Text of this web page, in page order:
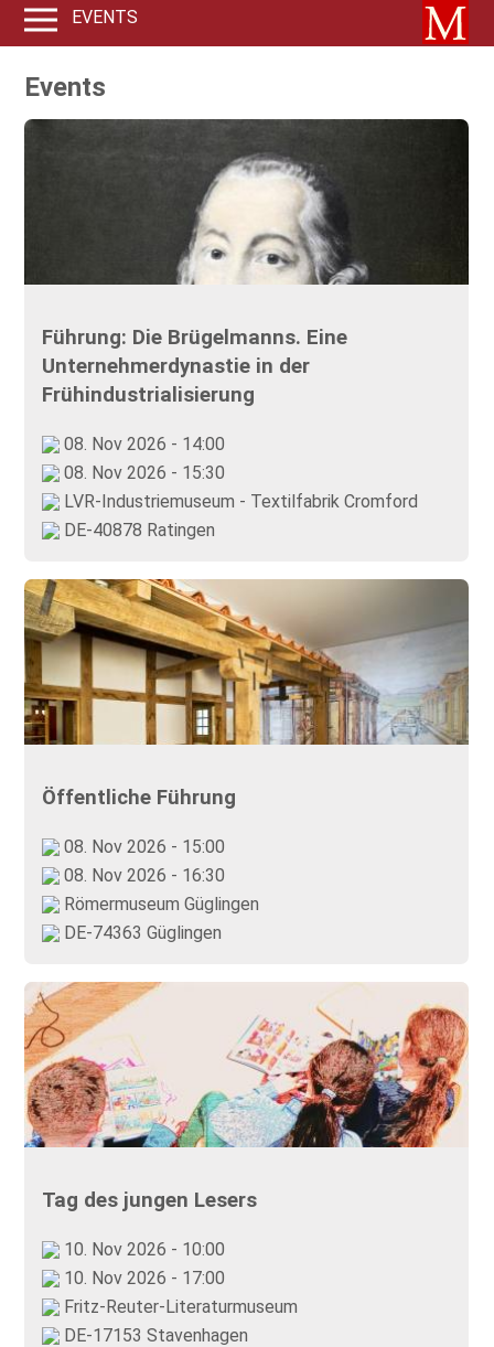
EVENTS
Events
Führung: Die Brügelmanns. Eine
Unternehmerdynastie in der
Frühindustrialisierung
08. Nov 2026 - 14:00
08. Nov 2026 - 15:30
LVR-Industriemuseum - Textilfabrik Cromford
DE-40878 Ratingen
Öffentliche Führung
08. Nov 2026 - 15:00
08. Nov 2026 - 16:30
Römermuseum Güglingen
DE-74363 Güglingen
Tag des jungen Lesers
10. Nov 2026 - 10:00
10. Nov 2026 - 17:00
Fritz-Reuter-Literaturmuseum
DE-17153 Stavenhagen